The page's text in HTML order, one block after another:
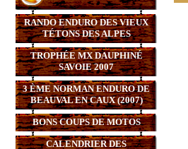
RANDO ENDURO DES VIEUX
TÉTONS DES ALPES
TROPHÉE MX DAUPHINÉ
SAVOIE 2007
3 ÈME NORMAN ENDURO DE
BEAUVAL EN CAUX (2007)
BONS COUPS DE MOTOS
CALENDRIER DES